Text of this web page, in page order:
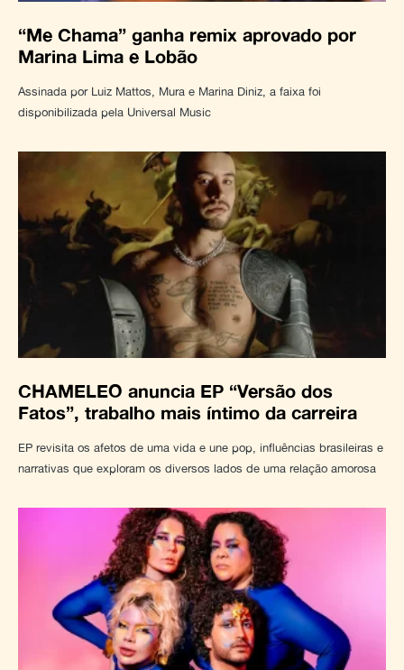
“Me Chama” ganha remix aprovado por
Marina Lima e Lobão
Assinada por Luiz Mattos, Mura e Marina Diniz, a faixa foi
disponibilizada pela Universal Music
CHAMELEO anuncia EP “Versão dos
Fatos”, trabalho mais íntimo da carreira
EP revisita os afetos de uma vida e une pop, influências brasileiras e
narrativas que exploram os diversos lados de uma relação amorosa